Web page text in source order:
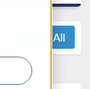
View All